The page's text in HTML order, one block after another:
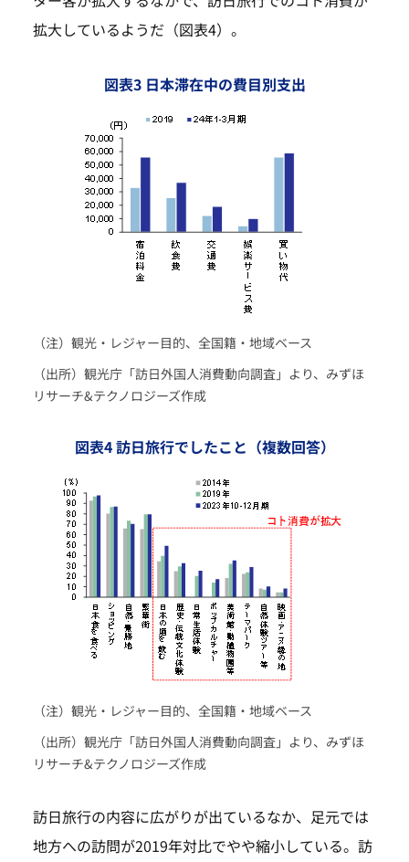
拡大しているようだ（図表4）。
図表3 日本滞在中の費目別支出
（注）観光・レジャー目的、全国籍・地域ベース
（出所）観光庁「訪日外国人消費動向調査」より、みずほ
リサーチ&テクノロジーズ作成
図表4 訪日旅行でしたこと（複数回答）
（注）観光・レジャー目的、全国籍・地域ベース
（出所）観光庁「訪日外国人消費動向調査」より、みずほ
リサーチ&テクノロジーズ作成
訪日旅行の内容に広がりが出ているなか、足元では
地方への訪問が2019年対比でやや縮小している。訪